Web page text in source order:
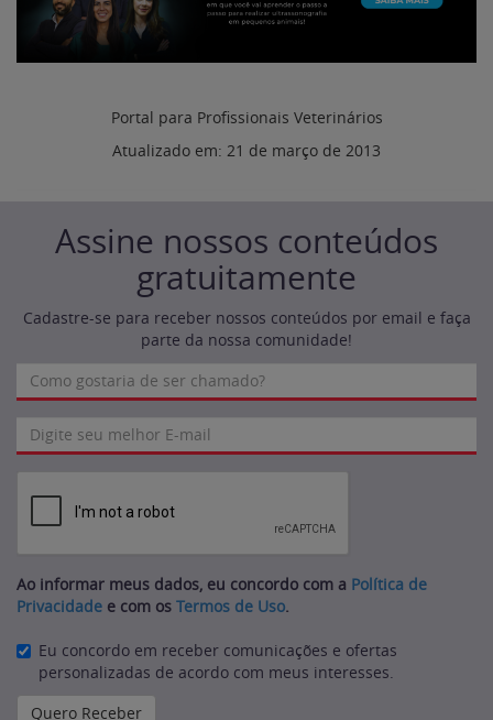
Portal para Profissionais Veterinários
Atualizado em: 21 de março de 2013
Assine nossos conteúdos
gratuitamente
Cadastre-se para receber nossos conteúdos por email e faça
parte da nossa comunidade!
Ao informar meus dados, eu concordo com a Política de
Privacidade e com os Termos de Uso.
Eu concordo em receber comunicações e ofertas
personalizadas de acordo com meus interesses.